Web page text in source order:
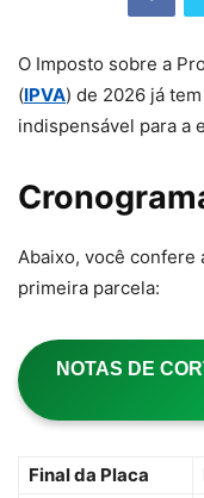
O Imposto sobre a
(IPVA) de 2026 já
indispensável para a
Abaixo, você confere
primeira parcela:
NOTAS DE
Final da Placa